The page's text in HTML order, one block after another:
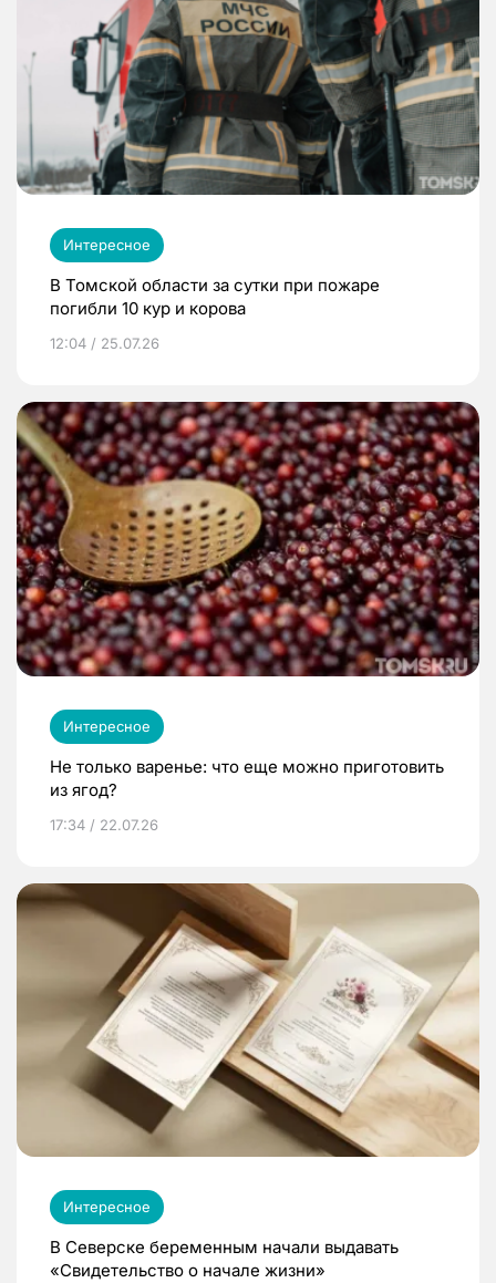
Интересное
В Томской области за сутки при пожаре
погибли 10 кур и корова
12:04 / 25.07.26
Интересное
Не только варенье: что еще можно приготовить
из ягод?
17:34 / 22.07.26
Интересное
В Северске беременным начали выдавать
«Свидетельство о начале жизни»